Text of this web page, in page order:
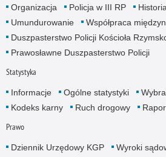
Organizacja
Policja w III RP Historia
Umundurowanie
Współpraca
Duszpasterstwo Policji Kościoła
Prawosławne Duszpasterstwo Policji
Statystyka
Informacje Ogólne statystyki
Kodeks karny
Ruch drogowy
Prawo
Dziennik Urzędowy KGP Wyroki